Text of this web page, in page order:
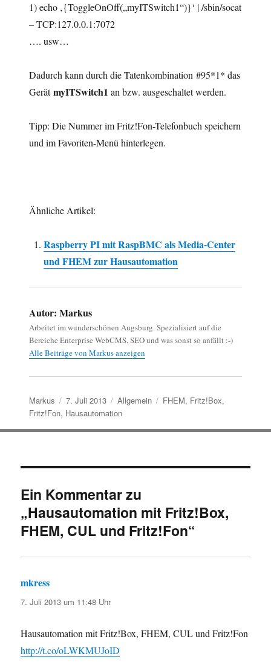
1) echo ‚{ToggleOnOff(„myITSwitch1“)}‘ | /sbin/socat
– TCP:127.0.0.1:7072
…. usw…
Dadurch kann durch die Tatenkombination #95*1* das
GerätmyITSwitch1 an bzw. ausgeschaltet werden.
Tipp: Die Nummer im Fritz!Fon-Telefonbuch speichern
und im Favoriten-Menü hinterlegen.
Ähnliche Artikel:
Raspberry PI mit RaspBMC als Media-Center
und FHEM zur Hausautomation
Autor: Markus
Arbeitet im wunderschönen Augsburg. Spezialisiert auf die
Bereiche Enterprise WebCMS, SEO und was sonst so anfällt :-)
Alle Beiträge von Markus anzeigen
Autor
Markus
Veröffentlicht
am
7. Juli 2013 Kategorien
Allgemein Schlagwörter
FHEM, Fritz!Box,
Fritz!Fon, Hausautomation
Ein Kommentar zu
„Hausautomation mit Fritz!Box,
FHEM, CUL und Fritz!Fon“
mkress
7. Juli 2013 um 11:48 Uhr
Hausautomation mit Fritz!Box, FHEM, CUL und Fritz!Fon
http://t.co/oLWKMUJoID